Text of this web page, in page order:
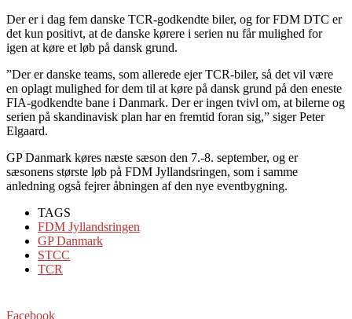
Der er i dag fem danske TCR-godkendte biler, og for FDM DTC er
det kun positivt, at de danske kørere i serien nu får mulighed for
igen at køre et løb på dansk grund.
”Der er danske teams, som allerede ejer TCR-biler, så det vil være
en oplagt mulighed for dem til at køre på dansk grund på den eneste
FIA-godkendte bane i Danmark. Der er ingen tvivl om, at bilerne og
serien på skandinavisk plan har en fremtid foran sig,” siger Peter
Elgaard.
GP Danmark køres næste sæson den 7.-8. september, og er
sæsonens største løb på FDM Jyllandsringen, som i samme
anledning også fejrer åbningen af den nye eventbygning.
TAGS
FDM Jyllandsringen
GP Danmark
STCC
TCR
Facebook